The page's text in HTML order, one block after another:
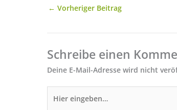
← Vorheriger Beitrag
Schreibe einen
Deine E-Mail-Adresse wird nicht
eingeben…